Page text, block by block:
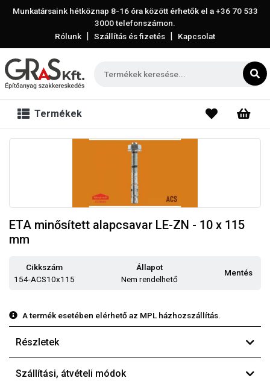
Munkatársaink hétköznap 8-16 óra között érhetők el a+36 70 533
3000telefonszámon.
Rólunk | Szállítás és fizetés | Kapcsolat
Termékek
ETA minősített alapcsavar LE-ZN - 10 x 115
mm
Cikkszám
154-ACS10x115
Állapot
Nem rendelhető
Mentés
A termék esetében elérhető az MPL házhozszállítás.
Részletek
Szállítási, átvételi módok